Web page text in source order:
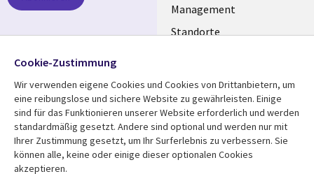
GERMANY
Management
Standorte
Mediathek Rechtliches
Folgen Sie uns
Social
Media
GERMANY
Cookie-Zustimmung
Wir verwenden eigene Cookies und Cookies von Drittanbietern, um
eine reibungslose und sichere Website zu gewährleisten. Einige
sind für das Funktionieren unserer Website erforderlich und werden
standardmäßig gesetzt. Andere sind optional und werden nur mit
Ihrer Zustimmung gesetzt, um Ihr Surferlebnis zu verbessern. Sie
können alle, keine oder einige dieser optionalen Cookies
akzeptieren.